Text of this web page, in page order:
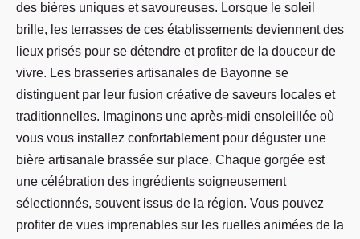
des bières uniques et savoureuses. Lorsque le soleil
brille, les terrasses de ces établissements deviennent des
lieux prisés pour se détendre et profiter de la douceur de
vivre. Les brasseries artisanales de Bayonne se
distinguent par leur fusion créative de saveurs locales et
traditionnelles. Imaginons une après-midi ensoleillée où
vous vous installez confortablement pour déguster une
bière artisanale brassée sur place. Chaque gorgée est
une célébration des ingrédients soigneusement
sélectionnés, souvent issus de la région. Vous pouvez
profiter de vues imprenables sur les ruelles animées de la